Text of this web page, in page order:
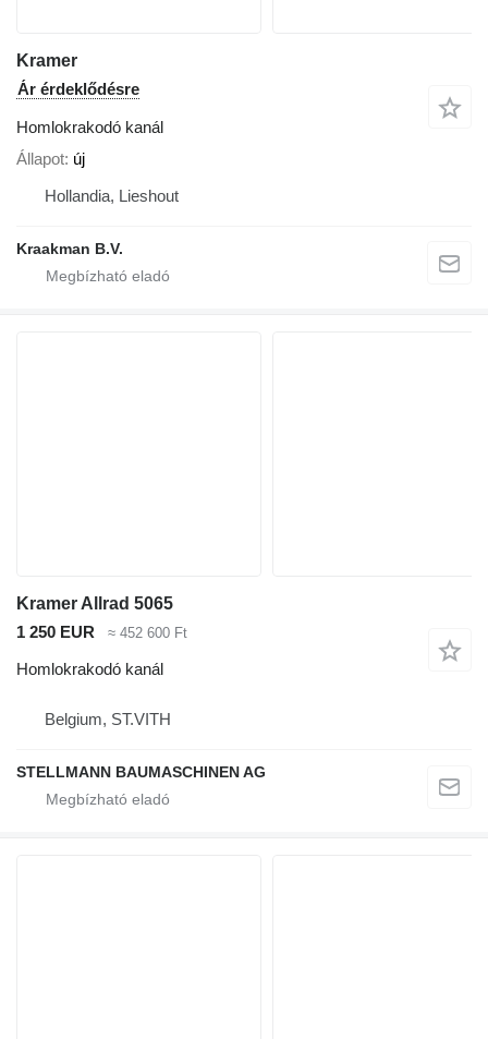
Kramer
Ár érdeklődésre
Homlokrakodó kanál
Állapot új
Hollandia, Lieshout
Kraakman B.V.
Kramer Allrad 5065
1 250 EUR
≈ 452 600 Ft
Homlokrakodó kanál
Belgium, ST.VITH
STELLMANN BAUMASCHINEN AG